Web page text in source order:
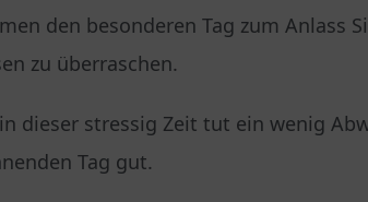
den besonderen Tag zum Anlass
zu überraschen.
dieser stressig Zeit tut ein wenig
Tag gut.